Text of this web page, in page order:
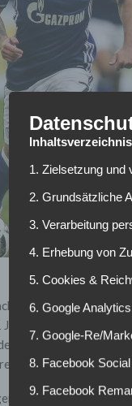
Berichten von
ist – und das
Zuletzt war Max
in letzter Zeit oft
sind aktuell
Inhaltsverzeichnis
1. Zielsetzung und
2. Grundsätzliche
3. Verarbeitung
4. Erhebung von
5. Cookies &
6. Google Analytics
7. Google-Re/
8. Facebook
9. Facebook